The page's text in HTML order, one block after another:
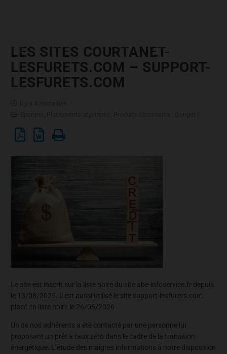
LES SITES COURTANET-
LESFURETS.COM – SUPPORT-
LESFURETS.COM
Le site est inscrit sur la liste noire du site abe-infoservice.fr depuis
le 13/08/2025. Il est aussi utilisé le site support-lesfurets.com
placé en liste noire le 26/06/2026
Un de nos adhérents a été contacté par une personne lui
proposant un prêt à taux zéro dans le cadre de la transition
énergétique. L’étude des maigres informations à notre disposition